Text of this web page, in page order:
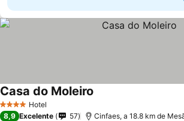
4 EstrelasHotel
Casa do Moleiro
8,9 Excelente 57 Cinfaes, a 18.8 km de